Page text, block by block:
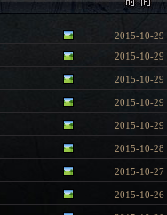
2015-10-29
2015-10-29
2015-10-29
2015-10-29
2015-10-29
2015-10-28
2015-10-27
2015-10-26